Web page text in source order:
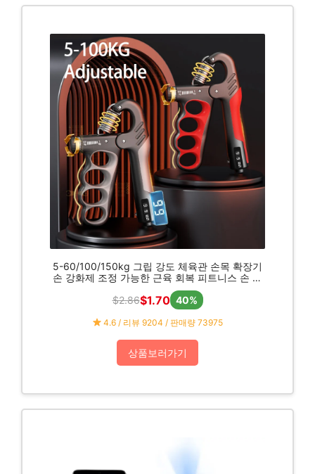
5-60/100/150kg 그립 강도 체육관 손목 확장기
손 강화제 조정 가능한 근육 회복 피트니스 손 강
$2.86$1.70 40%
4.6 / 리뷰 9204 / 판매량 73975
상품보러가기